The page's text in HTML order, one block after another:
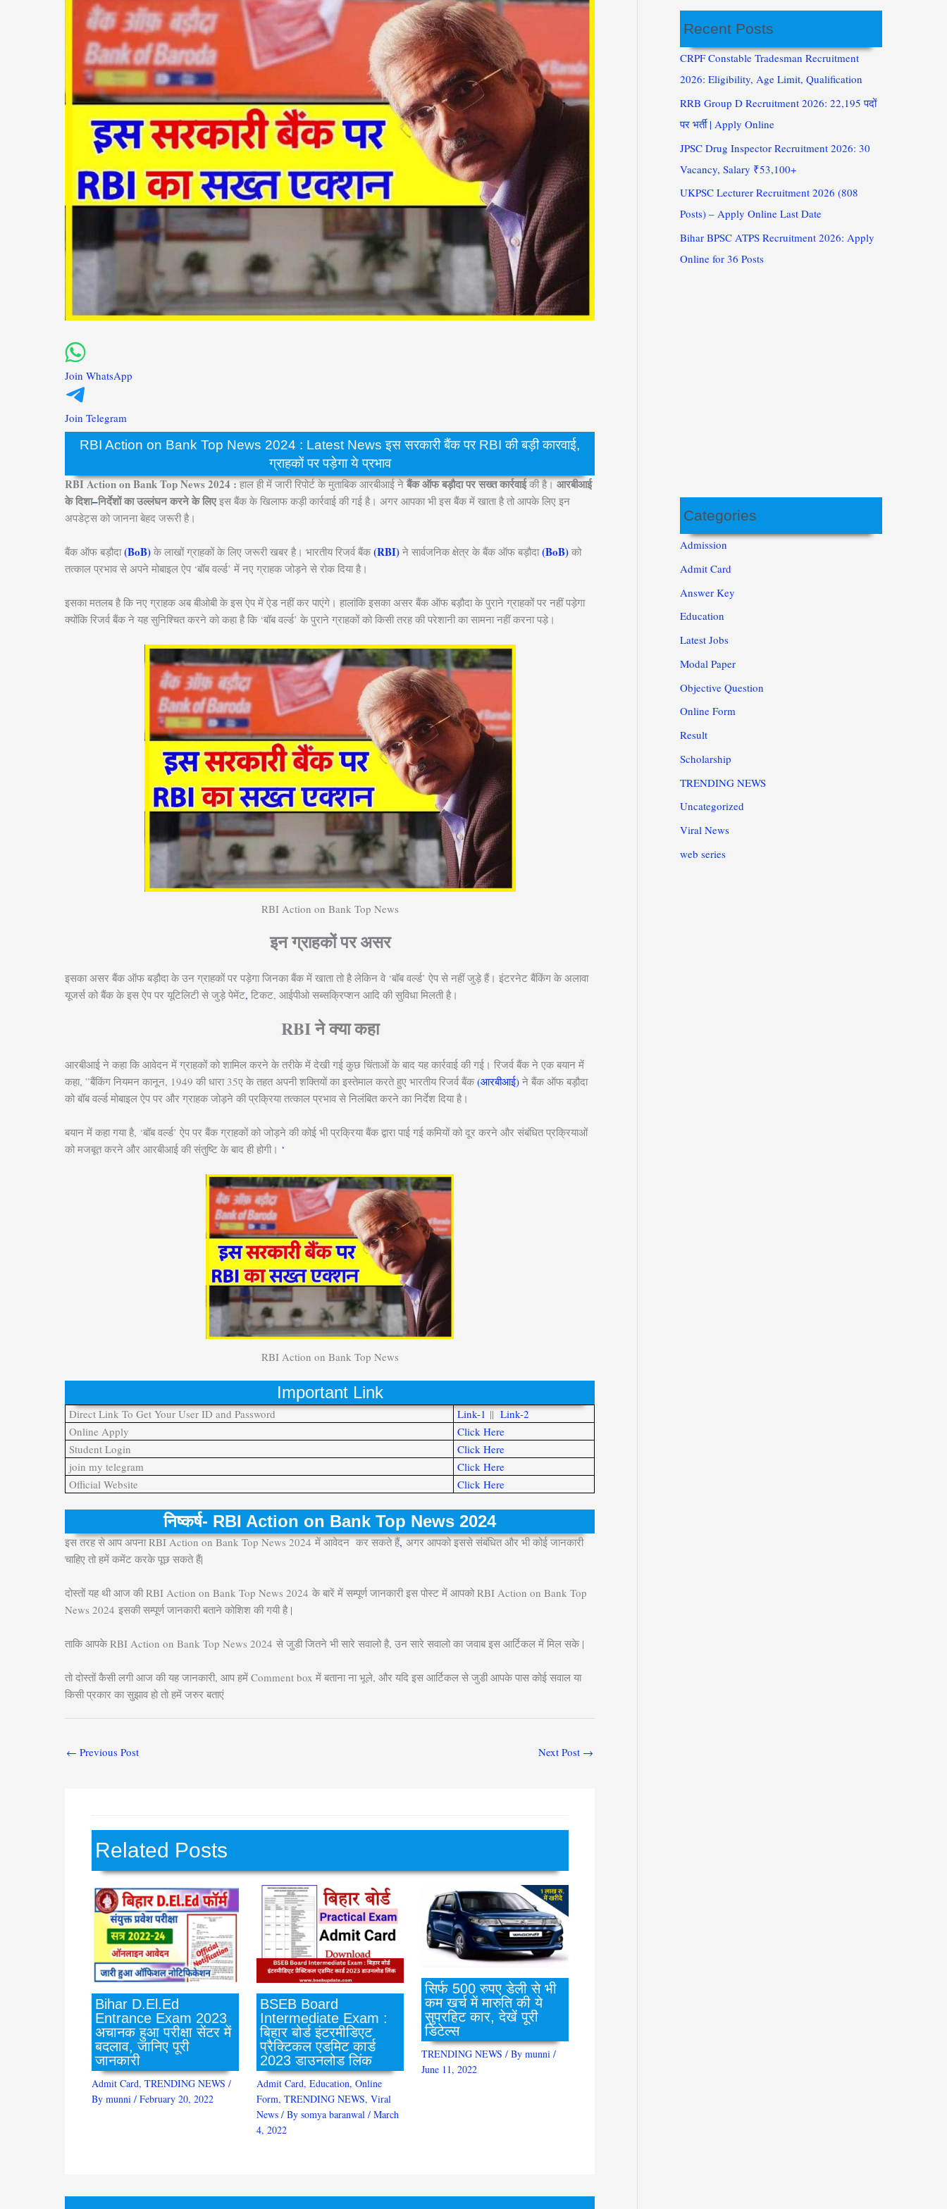
Join WhatsApp
Join Telegram
RBI Action on Bank Top News 2024 : Latest News इस सरकारी बैंक पर RBI की बड़ी कारवाई,
ग्राहकों पर पड़ेगा ये प्रभाव
RBI Action on Bank Top News 2024 :हाल ही में जारी रिपोर्ट के मुताबिक आरबीआई नेबैंक ऑफ बड़ौदा पर सख्त कार्रवाईकी है।आरबीआई
के दिशा–निर्देशों का उल्लंघन करने के लिएइस बैंक के खिलाफ कड़ी कार्रवाई की गई है। अगर आपका भी इस बैंक में खाता है तो आपके लिए इन
अपडेट्स को जानना बेहद जरूरी है।
बैंक ऑफ बड़ौदा(BoB) के लाखों ग्राहकों के लिए जरूरी खबर है। भारतीय रिजर्व बैंक (RBI) ने सार्वजनिक क्षेत्र के बैंक ऑफ बड़ौदा(BoB) को
तत्काल प्रभाव से अपने मोबाइल ऐप ‘बॉब वर्ल्ड’ में नए ग्राहक जोड़ने से रोक दिया है।
इसका मतलब है कि नए ग्राहक अब बीओबी के इस ऐप में ऐड नहीं कर पाएंगे। हालांकि इसका असर बैंक ऑफ बड़ौदा के पुराने ग्राहकों पर नहीं पड़ेगा
क्योंकि रिजर्व बैंक ने यह सुनिश्चित करने को कहा है कि ‘बॉब वर्ल्ड’ के पुराने ग्राहकों को किसी तरह की परेशानी का सामना नहीं करना पड़े।
RBI Action on Bank Top News
इन ग्राहकों पर असर
इसका असर बैंक ऑफ बड़ौदा के उन ग्राहकों पर पड़ेगा जिनका बैंक में खाता तो है लेकिन वे ‘बॉब वर्ल्ड’ ऐप से नहीं जुड़े हैं। इंटरनेट बैंकिंग के अलावा
यूजर्स को बैंक के इस ऐप पर यूटिलिटी से जुड़े पेमेंट, टिकट, आईपीओ सब्सक्रिप्शन आदि की सुविधा मिलती है।
RBI ने क्या कहा
आरबीआई ने कहा कि आवेदन में ग्राहकों को शामिल करने के तरीके में देखी गई कुछ चिंताओं के बाद यह कार्रवाई की गई। रिजर्व बैंक ने एक बयान में
कहा, ”बैंकिंग नियमन कानून, 1949 की धारा 35ए के तहत अपनी शक्तियों का इस्तेमाल करते हुए भारतीय रिजर्व बैंक(आरबीआई) ने बैंक ऑफ बड़ौदा
को बॉब वर्ल्ड मोबाइल ऐप पर और ग्राहक जोड़ने की प्रक्रिया तत्काल प्रभाव से निलंबित करने का निर्देश दिया है।
बयान में कहा गया है, ‘बॉब वर्ल्ड’ ऐप पर बैंक ग्राहकों को जोड़ने की कोई भी प्रक्रिया बैंक द्वारा पाई गई कमियों को दूर करने और संबंधित प्रक्रियाओं
को मजबूत करने और आरबीआई की संतुष्टि के बाद ही होगी। ‘
RBI Action on Bank Top News
Important Link
Direct Link To Get Your User ID and Password Link-1 || Link-2
Online Apply
Click Here
Student Login
Click Here
join my telegram
Click Here
Official Website
Click Here
निष्कर्ष- RBI Action on Bank Top News 2024
इस तरह से आप अपना RBI Action on Bank Top News 2024 में आवेदन कर सकते हैं,अगर आपको इससे संबंधित और भी कोई जानकारी
चाहिए तो हमें कमेंट करके पूछ सकते हैं|
दोस्तों यह थी आज की RBI Action on Bank Top News 2024 के बारें में सम्पूर्ण जानकारी इस पोस्ट में आपको RBI Action on Bank Top
News 2024 इसकी सम्पूर्ण जानकारी बताने कोशिश की गयी है |
ताकि आपके RBI Action on Bank Top News 2024 से जुडी जितने भी सारे सवालो है, उन सारे सवालो का जवाब इस आर्टिकल में मिल सके |
तो दोस्तों कैसी लगी आज की यह जानकारी, आप हमें Comment box में बताना ना भूले, और यदि इस आर्टिकल से जुडी आपके पास कोई सवाल या
किसी प्रकार का सुझाव हो तो हमें जरुर बताएं
← Previous Post Next Post →
Related Posts
Bihar D.El.Ed
Entrance Exam 2023
अचानक हुआ परीक्षा सेंटर में
बदलाव, जानिए पूरी
जानकारी
Admit Card, TRENDING NEWS /
By munni / February 20, 2022
BSEB Board
Intermediate Exam :
बिहार बोर्ड इंटरमीडिएट
प्रैक्टिकल एडमिट कार्ड
2023 डाउनलोड लिंक
Admit Card, Education, Online
Form, TRENDING NEWS, Viral
News/ By somya baranwal / March
4, 2022
सिर्फ 500 रुपए डेली से भी
कम खर्च में मारुति की ये
सुपरहिट कार, देखें पूरी
डिटेल्स
TRENDING NEWS / By munni /
June 11, 2022
Recent Posts
CRPF Constable Tradesman Recruitment
2026: Eligibility, Age Limit, Qualification
RRB Group D Recruitment 2026: 22,195 पदों
पर भर्ती | Apply Online
JPSC Drug Inspector Recruitment 2026: 30
Vacancy, Salary ₹53,100+
UKPSC Lecturer Recruitment 2026 (808
Posts) – Apply Online Last Date
Bihar BPSC ATPS Recruitment 2026: Apply
Online for 36 Posts
Categories
Admission
Admit Card
Answer Key
Education
Latest Jobs
Modal Paper
Objective Question
Online Form
Result
Scholarship
TRENDING NEWS
Uncategorized
Viral News
web series